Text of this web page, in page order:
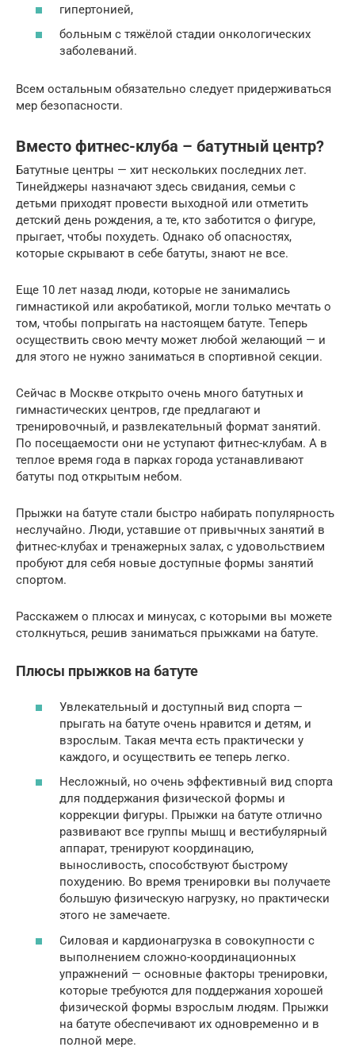
гипертонией,
больным с тяжёлой стадии онкологических
заболеваний.
Всем остальным обязательно следует придерживаться
мер безопасности.
Вместо фитнес-клуба – батутный центр?
Батутные центры — хит нескольких последних лет.
Тинейджеры назначают здесь свидания, семьи с
детьми приходят провести выходной или отметить
детский день рождения, а те, кто заботится о фигуре,
прыгает, чтобы похудеть. Однако об опасностях,
которые скрывают в себе батуты, знают не все.
Еще 10 лет назад люди, которые не занимались
гимнастикой или акробатикой, могли только мечтать о
том, чтобы попрыгать на настоящем батуте. Теперь
осуществить свою мечту может любой желающий — и
для этого не нужно заниматься в спортивной секции.
Сейчас в Москве открыто очень много батутных и
гимнастических центров, где предлагают и
тренировочный, и развлекательный формат занятий.
По посещаемости они не уступают фитнес-клубам. А в
теплое время года в парках города устанавливают
батуты под открытым небом.
Прыжки на батуте стали быстро набирать популярность
неслучайно. Люди, уставшие от привычных занятий в
фитнес-клубах и тренажерных залах, с удовольствием
пробуют для себя новые доступные формы занятий
спортом.
Расскажем о плюсах и минусах, с которыми вы можете
столкнуться, решив заниматься прыжками на батуте.
Плюсы прыжков на батуте
Увлекательный и доступный вид спорта —
прыгать на батуте очень нравится и детям, и
взрослым. Такая мечта есть практически у
каждого, и осуществить ее теперь легко.
Несложный, но очень эффективный вид спорта
для поддержания физической формы и
коррекции фигуры. Прыжки на батуте отлично
развивают все группы мышц и вестибулярный
аппарат, тренируют координацию,
выносливость, способствуют быстрому
похудению. Во время тренировки вы получаете
большую физическую нагрузку, но практически
этого не замечаете.
Силовая и кардионагрузка в совокупности с
выполнением сложно-координационных
упражнений — основные факторы тренировки,
которые требуются для поддержания хорошей
физической формы взрослым людям. Прыжки
на батуте обеспечивают их одновременно и в
полной мере.